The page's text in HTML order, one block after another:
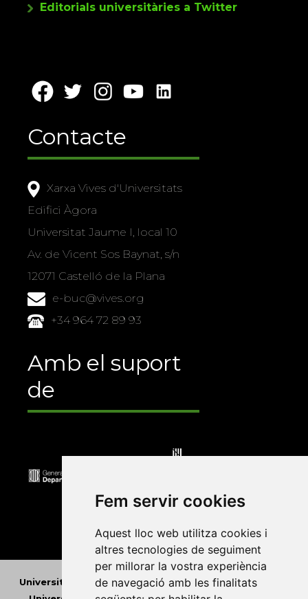
Fem servir cookies
Aquest lloc web utilitza cookies i
altres tecnologies de seguiment
per millorar la vostra experiència
de navegació amb les finalitats
Editorials universitàries a Twitter
Contacte
Xarxa Vives d'Universitats
Edifici Àgora
Universitat Jaume I, local 10
Av. de Vicent Sos Baynat, s/n
12071 Castelló de la Plana
e-buc@vives.org
+34 964 72 89 93
Amb el suport
de
Universitat Abat Oliba CEU•Universitat d'Alacant